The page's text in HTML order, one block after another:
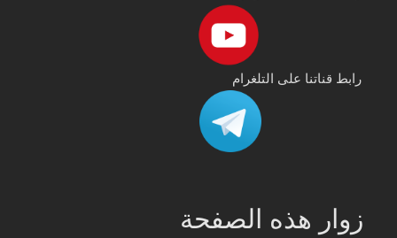
رابط قناتنا على التلغرام
زوار هذه الصفحة